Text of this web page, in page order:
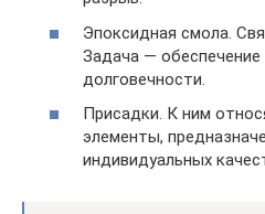
Эпоксидная смола.
Задача — обеспечение
долговечности.
Присадки. К ним
элементы,
индивидуальных